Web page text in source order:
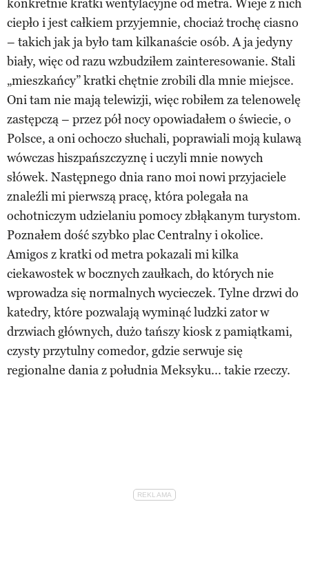
konkretnie kratki wentylacyjne od metra. Wieje z nich
ciepło i jest całkiem przyjemnie, chociaż trochę ciasno
– takich jak ja było tam kilkanaście osób. A ja jedyny
biały, więc od razu wzbudziłem zainteresowanie. Stali
„mieszkańcy” kratki chętnie zrobili dla mnie miejsce.
Oni tam nie mają telewizji, więc robiłem za telenowelę
zastępczą – przez pół nocy opowiadałem o świecie, o
Polsce, a oni ochoczo słuchali, poprawiali moją kulawą
wówczas hiszpańszczyznę i uczyli mnie nowych
słówek. Następnego dnia rano moi nowi przyjaciele
znaleźli mi pierwszą pracę, która polegała na
ochotniczym udzielaniu pomocy zbłąkanym turystom.
Poznałem dość szybko plac Centralny i okolice.
Amigos z kratki od metra pokazali mi kilka
ciekawostek w bocznych zaułkach, do których nie
wprowadza się normalnych wycieczek. Tylne drzwi do
katedry, które pozwalają wyminąć ludzki zator w
drzwiach głównych, dużo tańszy kiosk z pamiątkami,
czysty przytulny comedor, gdzie serwuje się
regionalne dania z południa Meksyku... takie rzeczy.